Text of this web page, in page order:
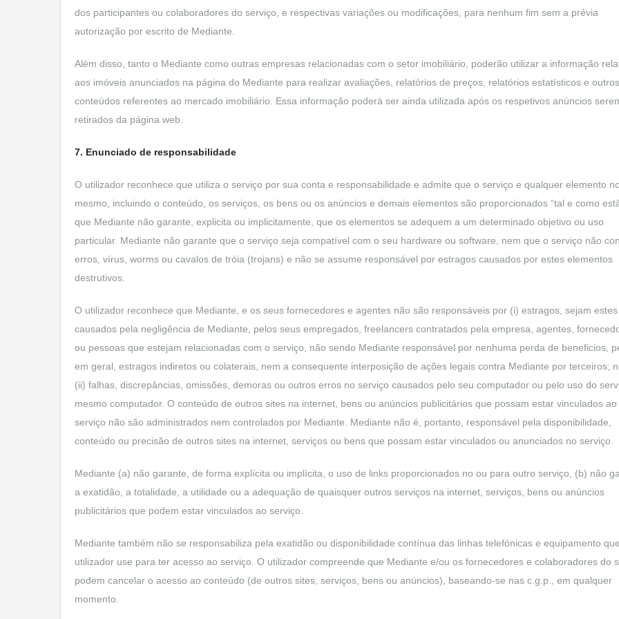
dos participantes ou colaboradores do serviço, e respectivas variações ou modificações, para nenhum fim sem a prévia
autorização por escrito de Mediante.
Além disso, tanto o Mediante como outras empresas relacionadas com o setor imobiliário, poderão utilizar a informação
aos imóveis anunciados na página do Mediante para realizar avaliações, relatórios de preços, relatórios estatísticos e outros
conteúdos referentes ao mercado imobiliário. Essa informação poderá ser ainda utilizada após os respetivos anúncios
retirados da página web.
7. Enunciado de responsabilidade
O utilizador reconhece que utiliza o serviço por sua conta e responsabilidade e admite que o serviço e qualquer elemento no
mesmo, incluindo o conteúdo, os serviços, os bens ou os anúncios e demais elementos são proporcionados “tal e como
que Mediante não garante, explicita ou implicitamente, que os elementos se adequem a um determinado objetivo ou uso
particular. Mediante não garante que o serviço seja compatível com o seu hardware ou software, nem que o serviço não
erros, vírus, worms ou cavalos de tróia (trojans) e não se assume responsável por estragos causados por estes elementos
destrutivos.
O utilizador reconhece que Mediante, e os seus fornecedores e agentes não são responsáveis por (i) estragos, sejam estes
causados pela negligência de Mediante, pelos seus empregados, freelancers contratados pela empresa, agentes,
ou pessoas que estejam relacionadas com o serviço, não sendo Mediante responsável por nenhuma perda de beneficios,
em geral, estragos indiretos ou colaterais, nem a consequente interposição de ações legais contra Mediante por terceiros;
(ii) falhas, discrepâncias, omissões, demoras ou outros erros no serviço causados pelo seu computador ou pelo uso do
mesmo computador. O conteúdo de outros sites na internet, bens ou anúncios publicitários que possam estar vinculados ao
serviço não são administrados nem controlados por Mediante. Mediante não é, portanto, responsável pela disponibilidade,
conteúdo ou precisão de outros sites na internet, serviços ou bens que possam estar vinculados ou anunciados no serviço.
Mediante (a) não garante, de forma explícita ou implícita, o uso de links proporcionados no ou para outro serviço, (b) não
a exatidão, a totalidade, a utilidade ou a adequação de quaisquer outros serviços na internet, serviços, bens ou anúncios
publicitários que podem estar vinculados ao serviço.
Mediante também não se responsabiliza pela exatidão ou disponibilidade contínua das linhas telefónicas e equipamento
utilizador use para ter acesso ao serviço. O utilizador compreende que Mediante e/ou os fornecedores e colaboradores do
podem cancelar o acesso ao conteúdo (de outros sites, serviços, bens ou anúncios), baseando-se nas c.g.p., em qualquer
momento.